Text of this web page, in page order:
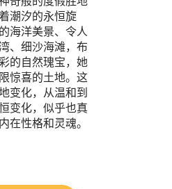
潮汐的永恒旋
海洋美景、令人
、细沙海滩，布
的自然瑰宝，她
惊喜的土地。这
变化，从温和到
变化，似乎也真
在性格和灵魂。